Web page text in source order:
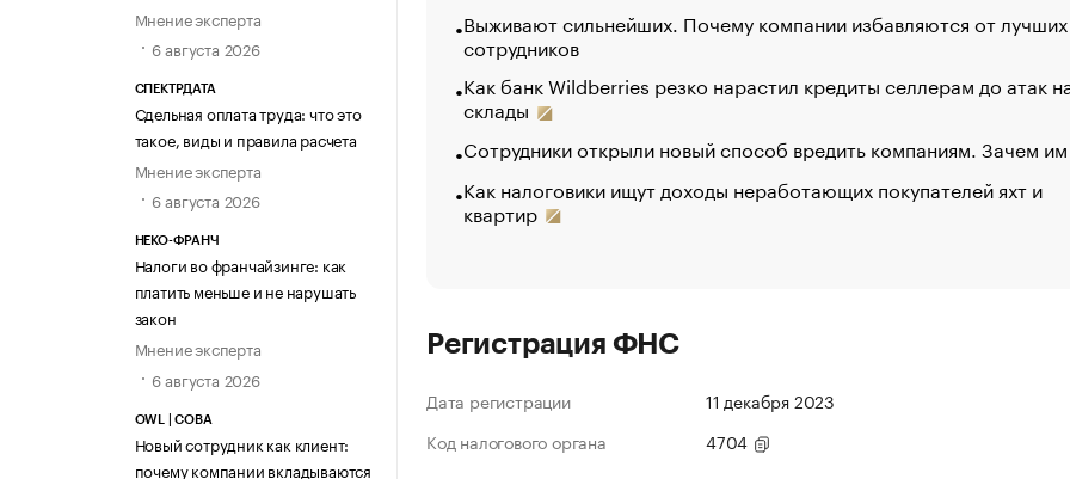
Мнение эксперта
6 августа 2026
СПЕКТРДАТА
Сдельная оплата труда: что это
такое, виды и правила расчета
Мнение эксперта
6 августа 2026
НЕКО-ФРАНЧ
Налоги во франчайзинге: как
платить меньше и не нарушать
закон
Мнение эксперта
6 августа 2026
OWL | СОВА
Новый сотрудник как клиент:
почему компании вкладываются
Выживают сильнейших. Почему компании избавляются от лучших
сотрудников
Как банк Wildberries резко нарастил кредиты селлерам до атак
склады
Сотрудники открыли новый способ вредить компаниям. Зачем
Как налоговики ищут доходы неработающих покупателей яхт и
квартир
Регистрация ФНС
Дата регистрации
11 декабря 2023
Код налогового органа
4704